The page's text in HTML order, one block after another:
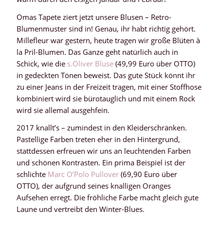
Omas Tapete ziert jetzt unsere Blusen – Retro-
Blumenmuster sind in! Genau, ihr habt richtig gehört.
Millefleur war gestern, heute tragen wir große Blüten à
la Pril-Blumen. Das Ganze geht natürlich auch in
Schick, wie die s.Oliver Bluse(49,99 Euro über OTTO)
in gedeckten Tönen beweist. Das gute Stück könnt ihr
zu einer Jeans in der Freizeit tragen, mit einer Stoffhose
kombiniert wird sie bürotauglich und mit einem Rock
wird sie allemal ausgehfein.
2017 knallt’s – zumindest in den Kleiderschränken.
Pastellige Farben treten eher in den Hintergrund,
stattdessen erfreuen wir uns an leuchtenden Farben
und schönen Kontrasten. Ein prima Beispiel ist der
schlichte Marc O’Polo Pullover (69,90 Euro über
OTTO), der aufgrund seines knalligen Oranges
Aufsehen erregt. Die fröhliche Farbe macht gleich gute
Laune und vertreibt den Winter-Blues.